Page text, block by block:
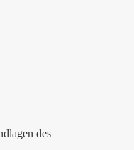
des